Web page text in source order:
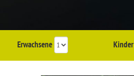
Erwachsene Kinder